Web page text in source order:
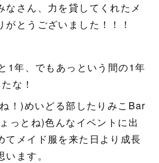
なさん、力を貸してくれたメ
とうございました！！！
1年、でもあっという間の1年
な！
！)めいどる部したりみこBar
っとね)色んなイベントに出
てメイド服を来た日より成長
ます。